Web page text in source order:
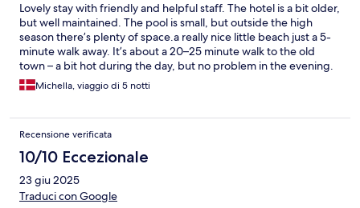
Lovely stay with friendly and helpful staff. The hotel is a bit older,
but well maintained. The pool is small, but outside the high
season there’s plenty of space.a really nice little beach just a 5-
minute walk away. It’s about a 20–25 minute walk to the old
town – a bit hot during the day, but no problem in the evening.
Great value for money, and we would happily book a stay here
again.
Michella, viaggio di 5 notti
Recensione verificata
10/10 Eccezionale
23 giu 2025
Traduci con Google